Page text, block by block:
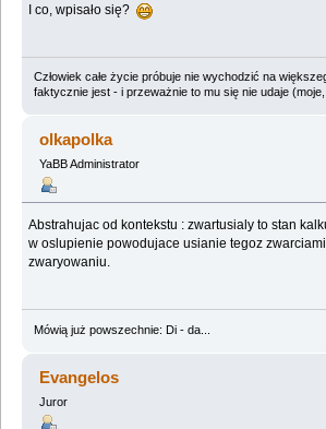
I co, wpisało się?
Człowiek całe życie próbuje nie wychodzić na
faktycznie jest - i przeważnie to mu się nie udaje (moje,
olkapolka
YaBB Administrator
Abstrahujac od kontekstu : zwartusialy to stan
w oslupienie powodujace usianie tegoz
zwaryowaniu.
Mówią już powszechnie: Di - da...
Evangelos
Juror